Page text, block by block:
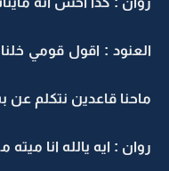
العنود : اقول قومي
ماحنا قاعدين نتكلم عن
روان : ايه يالله انا ميته